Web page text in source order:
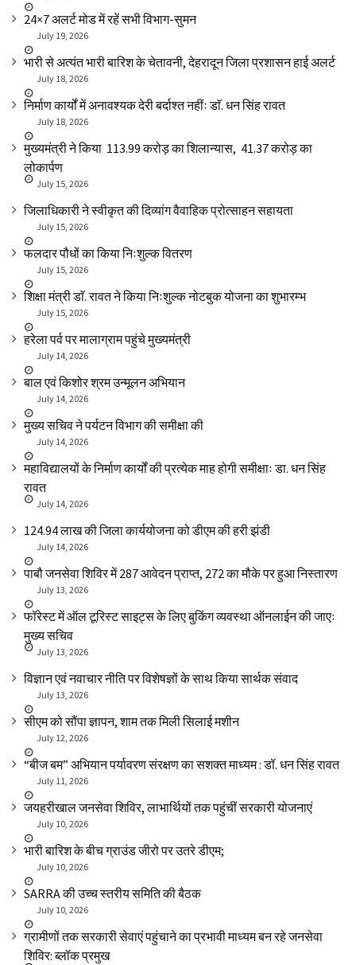
24×7 अलर्ट मोड में रहें सभी विभाग-सुमन
July 19, 2026
भारी से अत्यंत भारी बारिश के चेतावनी, देहरादून जिला प्रशासन हाई अलर्ट
July 18, 2026
निर्माण कार्यों में अनावश्यक देरी बर्दाश्त नहींः डाॅ. धन सिंह रावत
July 18, 2026
मुख्यमंत्री ने किया ₹ 113.99 करोड़ का शिलान्यास, ₹ 41.37 करोड़ का
लोकार्पण
July 15, 2026
जिलाधिकारी ने स्वीकृत की दिव्यांग वैवाहिक प्रोत्साहन सहायता
July 15, 2026
फलदार पौधों का किया निःशुल्क वितरण
July 15, 2026
शिक्षा मंत्री डाॅ. रावत ने किया निःशुल्क नोटबुक योजना का शुभारम्भ
July 15, 2026
हरेला पर्व पर मालाग्राम पहुंचे मुख्यमंत्री
July 14, 2026
बाल एवं किशोर श्रम उन्मूलन अभियान
July 14, 2026
मुख्य सचिव ने पर्यटन विभाग की समीक्षा की
July 14, 2026
महाविद्यालयों के निर्माण कार्यों की प्रत्येक माह होगी समीक्षाः डा. धन सिंह
रावत
July 14, 2026
₹124.94 लाख की जिला कार्ययोजना को डीएम की हरी झंडी
July 14, 2026
पाबौ जनसेवा शिविर में 287 आवेदन प्राप्त, 272 का मौके पर हुआ निस्तारण
July 13, 2026
फॉरेस्ट में ऑल टूरिस्ट साइट्स के लिए बुकिंग व्यवस्था ऑनलाईन की जाएः
मुख्य सचिव
July 13, 2026
विज्ञान एवं नवाचार नीति पर विशेषज्ञों के साथ किया सार्थक संवाद
July 13, 2026
सीएम को सौंपा ज्ञापन, शाम तक मिली सिलाई मशीन
July 12, 2026
“बीज बम” अभियान पर्यावरण संरक्षण का सशक्त माध्यम : डॉ. धन सिंह रावत
July 11, 2026
जयहरीखाल जनसेवा शिविर, लाभार्थियों तक पहुंचीं सरकारी योजनाएं
July 10, 2026
भारी बारिश के बीच ग्राउंड जीरो पर उतरे डीएम;
July 10, 2026
SARRA की उच्च स्तरीय समिति की बैठक
July 10, 2026
ग्रामीणों तक सरकारी सेवाएं पहुंचाने का प्रभावी माध्यम बन रहे जनसेवा
शिविर: ब्लॉक प्रमुख